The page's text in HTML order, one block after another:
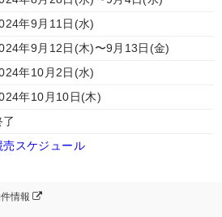
年9月11日(水)
年9月12日(木)〜9月13日(金)
年10月2日(水)
年10月10日(木)
了
売スケジュール
情報